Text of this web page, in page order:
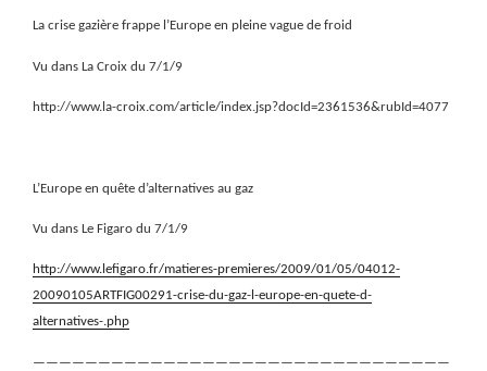
La crise gazière frappe l’Europe en pleine vague de froid
Vu dans La Croix du 7/1/9
http://www.la-croix.com/article/index.jsp?docId=2361536&rubId=4077
L’Europe en quête d’alternatives au gaz
Vu dans Le Figaro du 7/1/9
http://www.lefigaro.fr/matieres-premieres/2009/01/05/04012-
20090105ARTFIG00291-crise-du-gaz-l-europe-en-quete-d-
alternatives-.php
————————————————————————————————